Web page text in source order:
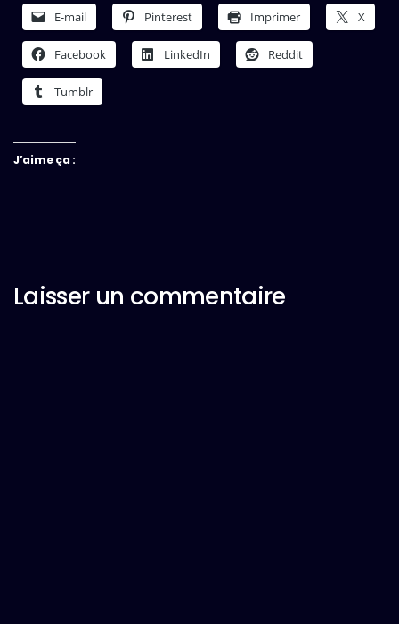
E-mail Pinterest Imprimer X
Facebook LinkedIn Reddit
Tumblr
J’aime ça :
Laisser un commentaire